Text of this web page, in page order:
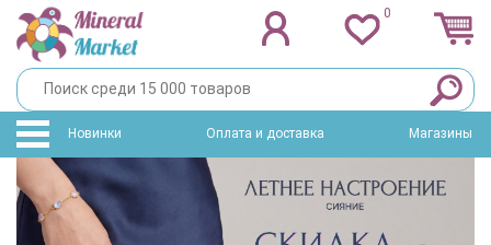
0
Новинки Оплата и доставка Магазины